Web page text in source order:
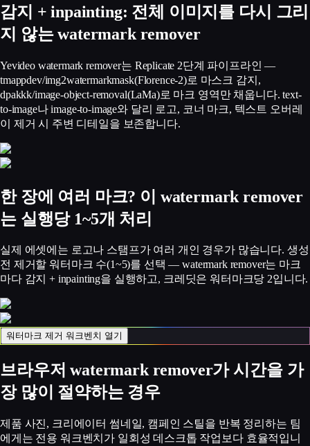
감지 + inpainting: 전체 이미지를 다시 그리
지 않는 watermark remover
Yevideo watermark remover는 Replicate 2단계 파이프라인 —
tmappdev/img2watermarkmask(Florence-2)로 마스크 감지,
dpakkk/image-object-removal(LaMa)로 마크 영역만 채웁니다. text-
to-image나 image-to-image와 달리 로고, 코너 마크, 텍스트 오버레
이 제거 시 주변 디테일을 보존합니다.
한 장에 여러 마크? 이 watermark remover
는 실행당 1~5개 처리
실제 에셋에는 로고나 스탬프가 여러 개인 경우가 많습니다. 생성
전 제거할 워터마크 수(1~5)를 선택 — watermark remover는 마크
마다 감지 + inpainting을 실행하고, 크레딧은 워터마크당 2입니다.
워터마크 제거 워크벤치 열기
브라우저 watermark remover가 시간을 가
장 많이 절약하는 경우
제품 사진, 크리에이터 썸네일, 캠페인 스틸을 반복 정리하는 팀
에게는 전용 워크벤치가 일회성 데스크톱 작업보다 효율적입니